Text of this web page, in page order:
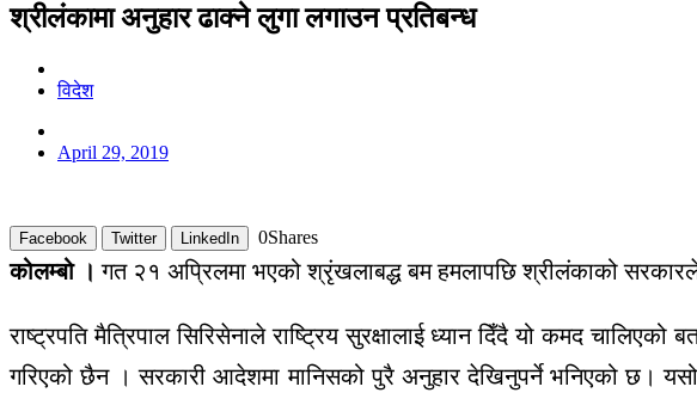
श्रीलंकामा अनुहार ढाक्ने लुगा लगाउन प्रतिबन्ध
विदेश
April 29, 2019
Facebook Twitter LinkedIn 0Shares
कोलम्बो । गत २१ अप्रिलमा भएको श्रृंखलाबद्ध बम हमलापछि श्रीलंकाको
राष्ट्रपति मैत्रिपाल सिरिसेनाले राष्ट्रिय सुरक्षालाई ध्यान दिँदै यो कमद
गरिएको छैन । सरकारी आदेशमा मानिसको पुरै अनुहार देखिनुपर्ने भनिएको छ। यसो